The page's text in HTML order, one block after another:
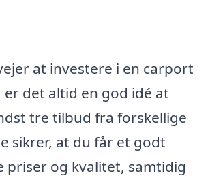
at investere i en carport
er det altid en god idé at
tre tilbud fra forskellige
sikrer, at du får et godt
priser og kvalitet, samtidig